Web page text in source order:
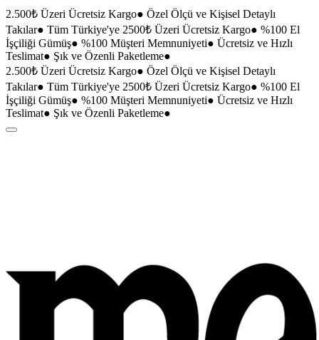
2.500₺ Üzeri Ücretsiz Kargo● Özel Ölçü ve Kişisel Detaylı
Takılar● Tüm Türkiye'ye 2500₺ Üzeri Ücretsiz Kargo● %100 El
İşçiliği Gümüş● %100 Müşteri Memnuniyeti● Ücretsiz ve Hızlı
Teslimat● Şık ve Özenli Paketleme●
2.500₺ Üzeri Ücretsiz Kargo● Özel Ölçü ve Kişisel Detaylı
Takılar● Tüm Türkiye'ye 2500₺ Üzeri Ücretsiz Kargo● %100 El
İşçiliği Gümüş● %100 Müşteri Memnuniyeti● Ücretsiz ve Hızlı
Teslimat● Şık ve Özenli Paketleme●